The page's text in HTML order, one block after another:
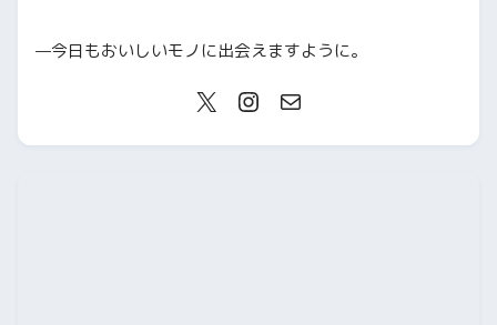
—今日もおいしいモノに出会えますように。